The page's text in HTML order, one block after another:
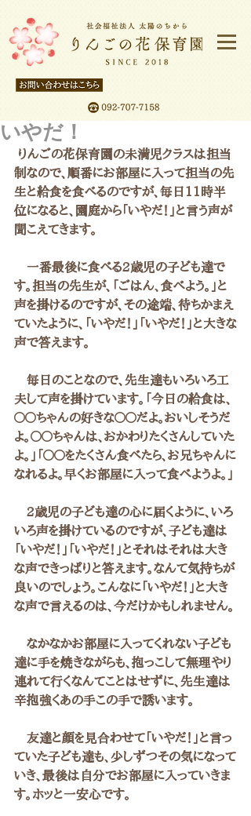
いやだ！
制なので、順番にお部屋に入って担当の先
生と給食を食べるのですが、毎日11時半
位になると、園庭から「いやだ！」と言う声が
聞こえてきます。
一番最後に食べる2歳児の子ども達で
す。担当の先生が、「ごはん、食べよう。」と
声を掛けるのですが、その途端、待ちかまえ
ていたように、「いやだ！」「いやだ！」と大きな
声で答えます。
毎日のことなので、先生達もいろいろ工
夫して声を掛けています。「今日の給食は、
〇〇ちゃんの好きな〇〇だよ。おいしそうだ
よ。〇〇ちゃんは、おかわりたくさんしていた
よ。」「〇〇をたくさん食べたら、お兄ちゃんに
なれるよ。早くお部屋に入って食べようよ。」
2歳児の子ども達の心に届くように、いろ
いろ声を掛けているのですが、子ども達は
「いやだ！」「いやだ！」とそれはそれは大き
な声できっぱりと答えます。なんて気持ちが
良いのでしょう。こんなに「いやだ！」と大き
な声で言えるのは、今だけかもしれません。
なかなかお部屋に入ってくれない子ども
達に手を焼きながらも、抱っこして無理やり
連れて行くなんてことはせずに、先生達は
辛抱強くあの手この手で誘います。
友達と顔を見合わせて「いやだ！」と言っ
ていた子ども達も、少しずつその気になって
いき、最後は自分でお部屋に入っていきま
す。ホッと一安心です。